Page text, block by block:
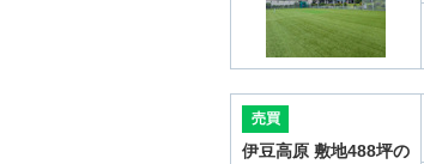
売買
伊豆高原 敷地488坪の